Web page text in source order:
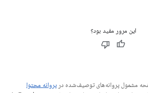
این مرور مفید بود؟
مشمول پروانه‌های توصیف‌شده در پروانه محتوا